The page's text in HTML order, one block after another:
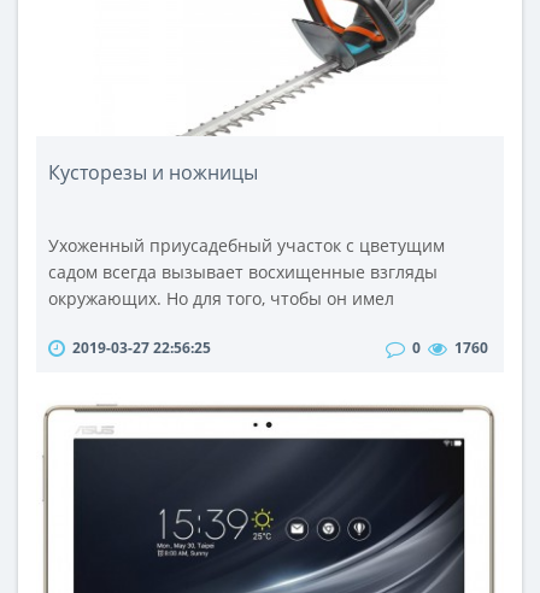
Кусторезы и ножницы
Ухоженный приусадебный участок с цветущим
садом всегда вызывает восхищенные взгляды
окружающих. Но для того, чтобы он имел
тщательный уход. Без качественного садового
внимание следует уделить «прическам» зеленых
насаждений. В этом деле незаменимым
2019-03-27 22:56:25 0 1760